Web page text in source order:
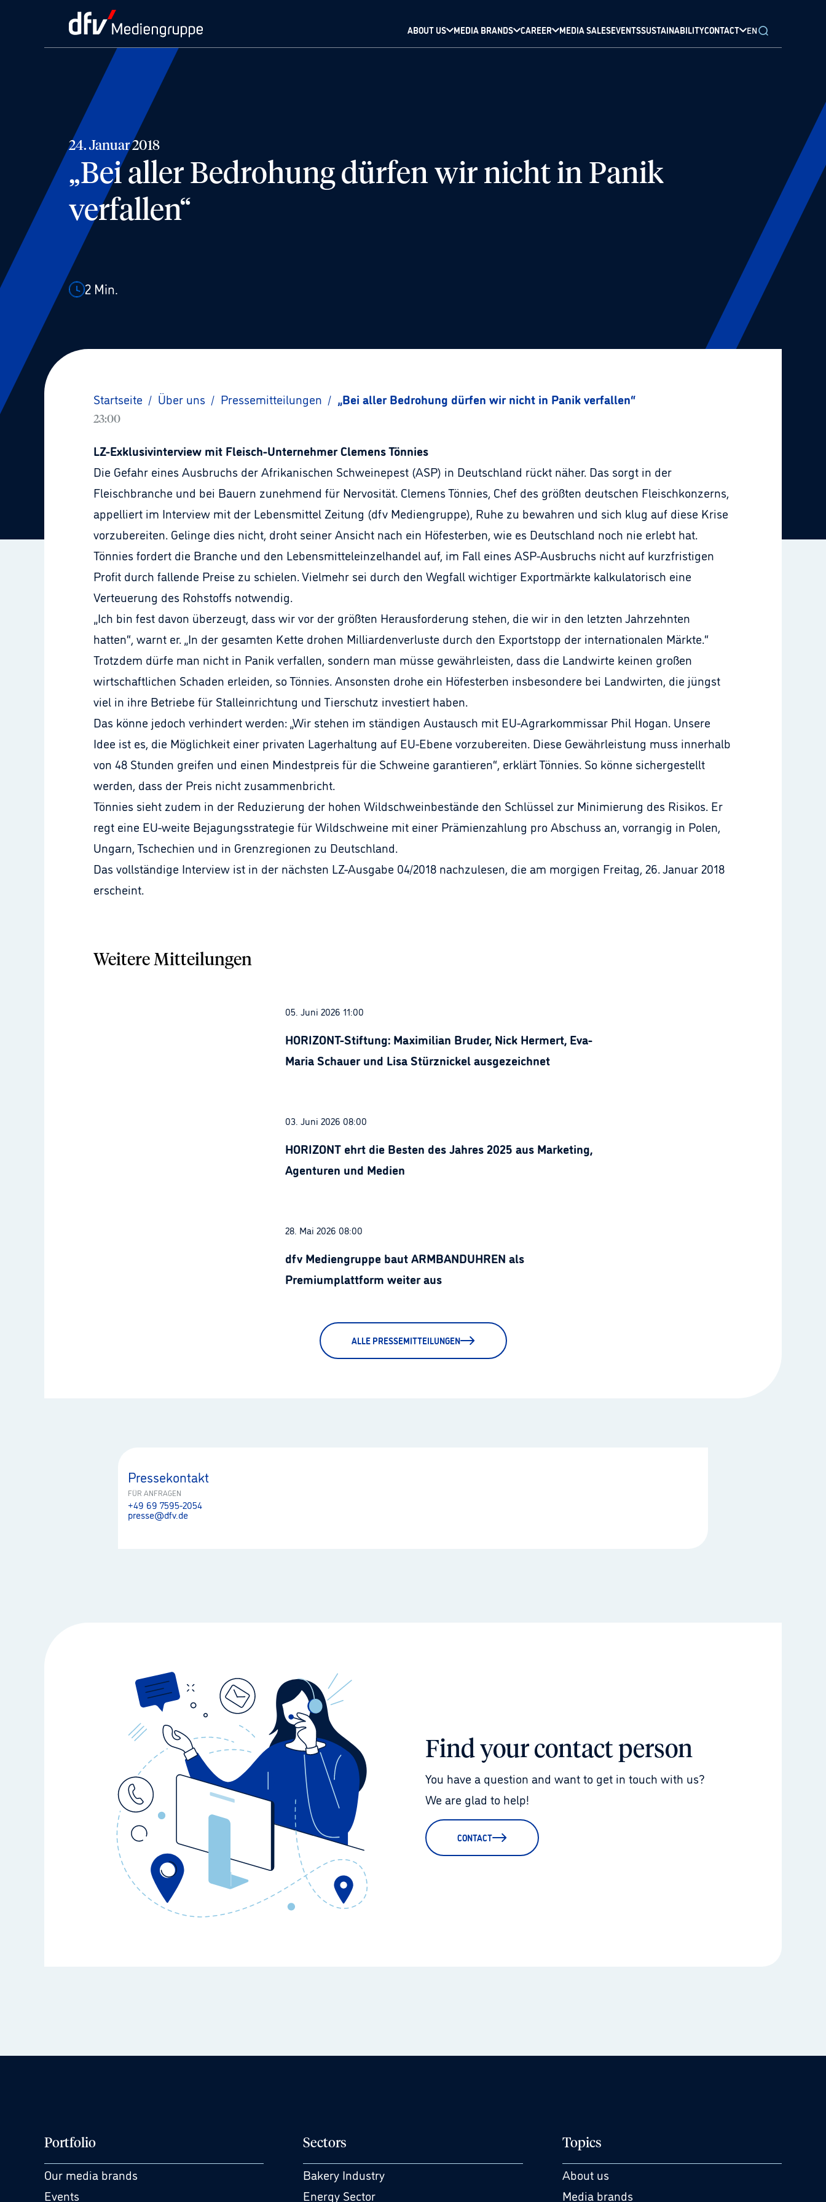
ABOUT US MEDIA BRANDS CAREER MEDIA SALESEVENTSSUSTAINABILITYCONTACT EN
24. Januar 2018
„Bei aller Bedrohung dürfen wir nicht in Panik
verfallen“
2 Min.
Startseite / Über uns / Pressemitteilungen / „Bei aller Bedrohung dürfen wir nicht in Panik verfallen“
23:00
LZ-Exklusivinterview mit Fleisch-Unternehmer Clemens Tönnies
Die Gefahr eines Ausbruchs der Afrikanischen Schweinepest (ASP) in Deutschland rückt näher. Das sorgt in der
Fleischbranche und bei Bauern zunehmend für Nervosität. Clemens Tönnies, Chef des größten deutschen Fleischkonzerns,
appelliert im Interview mit der Lebensmittel Zeitung (dfv Mediengruppe), Ruhe zu bewahren und sich klug auf diese Krise
vorzubereiten. Gelinge dies nicht, droht seiner Ansicht nach ein Höfesterben, wie es Deutschland noch nie erlebt hat.
Tönnies fordert die Branche und den Lebensmitteleinzelhandel auf, im Fall eines ASP-Ausbruchs nicht auf kurzfristigen
Profit durch fallende Preise zu schielen. Vielmehr sei durch den Wegfall wichtiger Exportmärkte kalkulatorisch eine
Verteuerung des Rohstoffs notwendig.
„Ich bin fest davon überzeugt, dass wir vor der größten Herausforderung stehen, die wir in den letzten Jahrzehnten
hatten“, warnt er. „In der gesamten Kette drohen Milliardenverluste durch den Exportstopp der internationalen Märkte.“
Trotzdem dürfe man nicht in Panik verfallen, sondern man müsse gewährleisten, dass die Landwirte keinen großen
wirtschaftlichen Schaden erleiden, so Tönnies. Ansonsten drohe ein Höfesterben insbesondere bei Landwirten, die jüngst
viel in ihre Betriebe für Stalleinrichtung und Tierschutz investiert haben.
Das könne jedoch verhindert werden: „Wir stehen im ständigen Austausch mit EU-Agrarkommissar Phil Hogan. Unsere
Idee ist es, die Möglichkeit einer privaten Lagerhaltung auf EU-Ebene vorzubereiten. Diese Gewährleistung muss innerhalb
von 48 Stunden greifen und einen Mindestpreis für die Schweine garantieren“, erklärt Tönnies. So könne sichergestellt
werden, dass der Preis nicht zusammenbricht.
Tönnies sieht zudem in der Reduzierung der hohen Wildschweinbestände den Schlüssel zur Minimierung des Risikos. Er
regt eine EU-weite Bejagungsstrategie für Wildschweine mit einer Prämienzahlung pro Abschuss an, vorrangig in Polen,
Ungarn, Tschechien und in Grenzregionen zu Deutschland.
Das vollständige Interview ist in der nächsten LZ-Ausgabe 04/2018 nachzulesen, die am morgigen Freitag, 26. Januar 2018
erscheint.
Weitere Mitteilungen
05. Juni 2026 11:00
HORIZONT-Stiftung: Maximilian Bruder, Nick Hermert, Eva-
Maria Schauer und Lisa Stürznickel ausgezeichnet
03. Juni 2026 08:00
HORIZONT ehrt die Besten des Jahres 2025 aus Marketing,
Agenturen und Medien
28. Mai 2026 08:00
dfv Mediengruppe baut ARMBANDUHREN als
Premiumplattform weiter aus
ALLE PRESSEMITTEILUNGEN
Pressekontakt
FÜR ANFRAGEN
+49 69 7595-2054
presse@dfv.de
Find your contact person
You have a question and want to get in touch with us?
We are glad to help!
CONTACT
Portfolio
Our media brands
Events
Sectors
Bakery Industry
Energy Sector
Topics
About us
Media brands